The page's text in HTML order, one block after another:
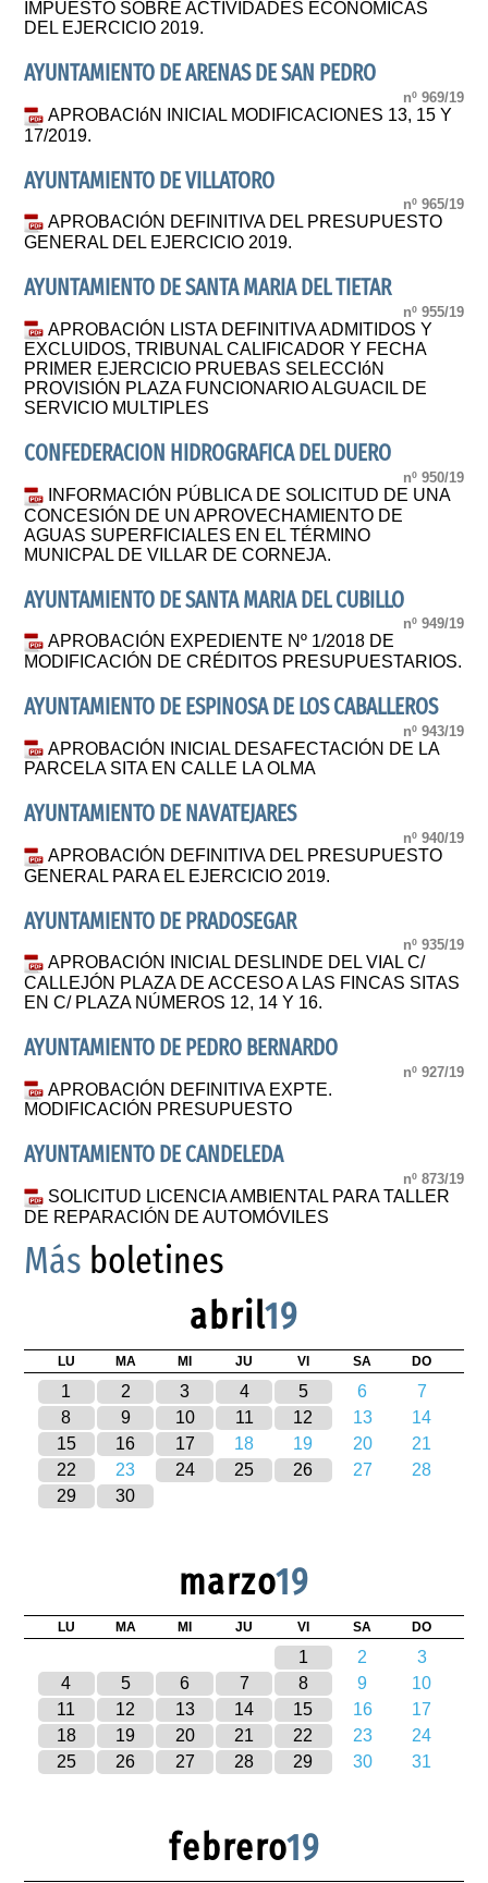
IMPUESTO SOBRE ACTIVIDADES ECONÓMICAS
DEL EJERCICIO 2019.
AYUNTAMIENTO DE ARENAS DE SAN PEDRO
nº 969/19
APROBACIóN INICIAL MODIFICACIONES 13, 15 Y
17/2019.
AYUNTAMIENTO DE VILLATORO
nº 965/19
APROBACIÓN DEFINITIVA DEL PRESUPUESTO
GENERAL DEL EJERCICIO 2019.
AYUNTAMIENTO DE SANTA MARIA DEL TIETAR
nº 955/19
APROBACIÓN LISTA DEFINITIVA ADMITIDOS Y
EXCLUIDOS, TRIBUNAL CALIFICADOR Y FECHA
PRIMER EJERCICIO PRUEBAS SELECCIóN
PROVISIÓN PLAZA FUNCIONARIO ALGUACIL DE
SERVICIO MULTIPLES
CONFEDERACION HIDROGRAFICA DEL DUERO
nº 950/19
INFORMACIÓN PÚBLICA DE SOLICITUD DE UNA
CONCESIÓN DE UN APROVECHAMIENTO DE
AGUAS SUPERFICIALES EN EL TÉRMINO
MUNICPAL DE VILLAR DE CORNEJA.
AYUNTAMIENTO DE SANTA MARIA DEL CUBILLO
nº 949/19
APROBACIÓN EXPEDIENTE Nº 1/2018 DE
MODIFICACIÓN DE CRÉDITOS PRESUPUESTARIOS.
AYUNTAMIENTO DE ESPINOSA DE LOS CABALLEROS
nº 943/19
APROBACIÓN INICIAL DESAFECTACIÓN DE LA
PARCELA SITA EN CALLE LA OLMA
AYUNTAMIENTO DE NAVATEJARES
nº 940/19
APROBACIÓN DEFINITIVA DEL PRESUPUESTO
GENERAL PARA EL EJERCICIO 2019.
AYUNTAMIENTO DE PRADOSEGAR
nº 935/19
APROBACIÓN INICIAL DESLINDE DEL VIAL C/
CALLEJÓN PLAZA DE ACCESO A LAS FINCAS SITAS
EN C/ PLAZA NÚMEROS 12, 14 Y 16.
AYUNTAMIENTO DE PEDRO BERNARDO
nº 927/19
APROBACIÓN DEFINITIVA EXPTE.
MODIFICACIÓN PRESUPUESTO
AYUNTAMIENTO DE CANDELEDA
nº 873/19
SOLICITUD LICENCIA AMBIENTAL PARA TALLER
DE REPARACIÓN DE AUTOMÓVILES
Más boletines
abril19
LU MA MI JU VI SA DO
1 2 3 4 5 6
7
8
9 10 11 12 13
14
15
16 17 18 19 20
21
22
23 24 25 26 27
28
29
30
marzo19
LU MA MI JU VI SA DO
1 2
3
4
5 6 7 8 9
10
11
12 13 14 15 16
17
18
19 20 21 22 23
24
25
26 27 28 29 30 31
febrero19